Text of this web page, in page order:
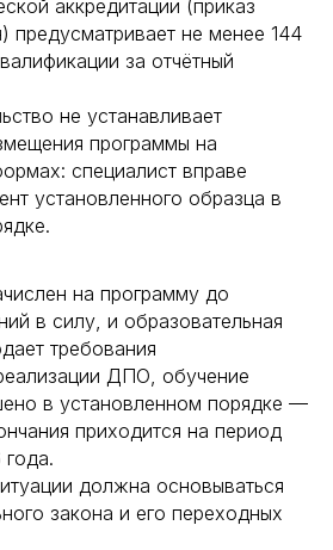
аккредитации (приказ
не менее 144
за отчётный
не устанавливает
программы на
специалист вправе
установленного образца в
на программу до
в силу, и образовательная
требования
ДПО, обучение
в установленном порядке —
приходится на период
должна основываться
закона и его переходных
центр медицинского
образования